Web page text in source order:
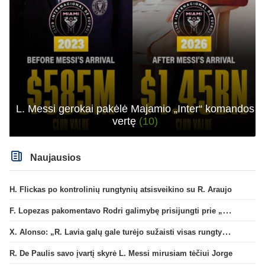
L. Messi gerokai pakėlė Majamio „Inter“ komandos
vertę (10)
Naujausios
H. Flickas po kontrolinių rungtynių atsisveikino su R. Araujo
F. Lopezas pakomentavo Rodri galimybę prisijungti prie „Barcelona“ ekipos
X. Alonso: „R. Lavia galų gale turėjo sužaisti visas rungtynes“
R. De Paulis savo įvartį skyrė L. Messi mirusiam tėčiui Jorge